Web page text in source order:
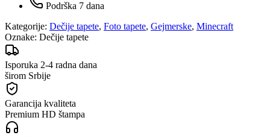
Podrška 7 dana
Kategorije: Dečije tapete, Foto tapete, Gejmerske, Minecraft
Oznake: Dečije tapete
Isporuka 2-4 radna dana
širom Srbije
Garancija kvaliteta
Premium HD štampa